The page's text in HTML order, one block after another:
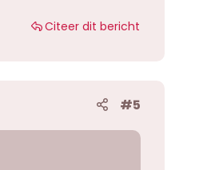
Citeer dit bericht
#5